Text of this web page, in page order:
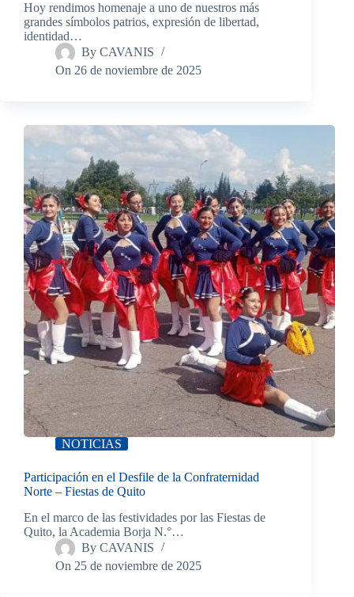
Hoy rendimos homenaje a uno de nuestros más
grandes símbolos patrios, expresión de libertad,
identidad…
By CAVANIS
On 26 de noviembre de 2025
NOTICIAS
Participación en el Desfile de la Confraternidad
Norte – Fiestas de Quito
En el marco de las festividades por las Fiestas de
Quito, la Academia Borja N.°…
By CAVANIS
On 25 de noviembre de 2025